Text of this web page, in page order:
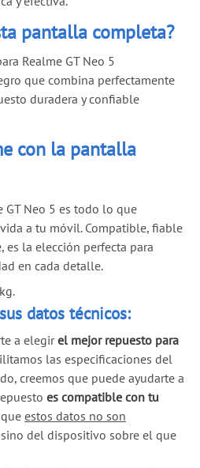
pantalla completa?
Realme GT Neo 5
que combina perfectamente
duradera y confiable
con la pantalla
GT Neo 5 es todo lo que
a tu móvil. Compatible, fiable
es la elección perfecta para
en cada detalle.
datos técnicos:
a elegirel mejor repuesto para
las especificaciones del
creemos que puede ayudarte a
es compatible con tu
estos datos no son
sino del dispositivo sobre el que